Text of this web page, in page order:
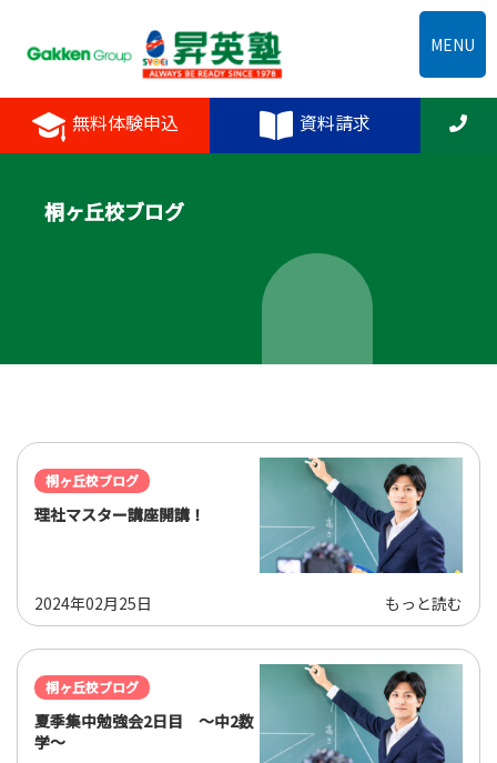
無料体験申込 資料請求
MENU
桐ヶ丘校ブログ
桐ヶ丘校ブログ
理社マスター講座開講！
2024年02月25日 もっと読む
桐ヶ丘校ブログ
夏季集中勉強会2日目 ～中2数
学～